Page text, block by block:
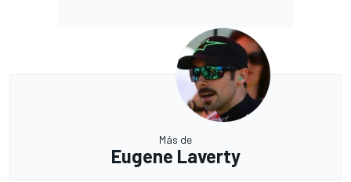
Más de
Eugene Laverty